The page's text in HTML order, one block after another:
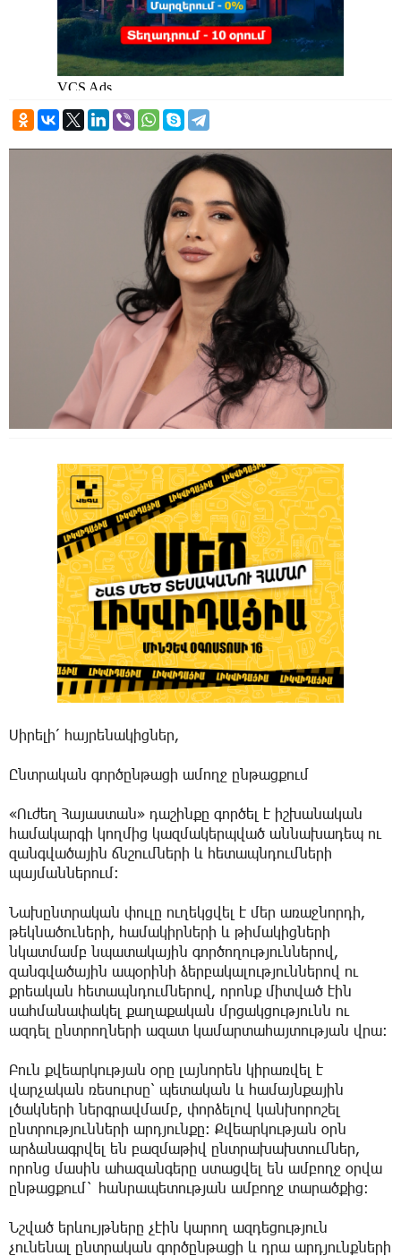
Սիրելի՛ հայրենակիցներ,
Ընտրական գործընթացի ամողջ ընթացքում
«Ուժեղ Հայաստան» դաշինքը գործել է իշխանական
համակարգի կողմից կազմակերպված աննախադեպ ու
զանգվածային ճնշումների և հետապնդումների
պայմաններում։
Նախընտրական փուլը ուղեկցվել է մեր առաջնորդի,
թեկնածուների, համակիրների և թիմակիցների
նկատմամբ նպատակային գործողություններով,
զանգվածային ապօրինի ձերբակալություններով ու
քրեական հետապնդումներով, որոնք միտված էին
սահմանափակել քաղաքական մրցակցությունն ու
ազդել ընտրողների ազատ կամարտահայտության վրա։
Բուն քվեարկության օրը լայնորեն կիրառվել է
վարչական ռեսուրսը՝ պետական և համայնքային
լծակների ներգրավմամբ, փորձելով կանխորոշել
ընտրությունների արդյունքը։ Քվեարկության օրն
արձանագրվել են բազմաթիվ ընտրախախտումներ,
որոնց մասին ահազանգերը ստացվել են ամբողջ օրվա
ընթացքում` հանրապետության ամբողջ տարածքից։
Նշված երևույթները չէին կարող ազդեցություն
չունենալ ընտրական գործընթացի և դրա արդյունքների